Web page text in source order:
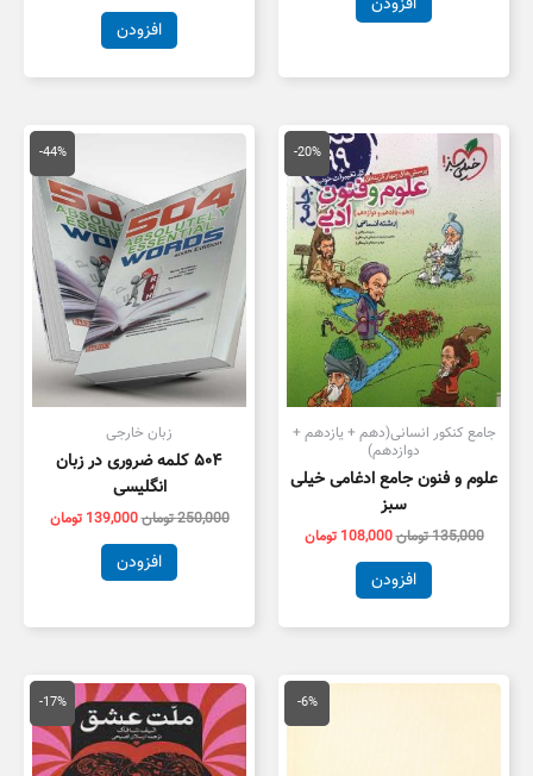
افزودن
-20%
جامع کنکور انسانی(دهم + یازدهم +
دوازدهم)
علوم و فنون جامع ادغامی خیلی
سبز
135,000تومان
قیمت
اصلی
135,000 تومان
بود.
108,000 تومان
قیمت
فعلی
108,000 تومان
است.
افزودن
-44%
زبان خارجی
۵۰۴ کلمه ضروری در زبان
انگلیسی
250,000تومان
250,000 تومان
بود.
139,000 تومان
قیمت
فعلی
است.
افزودن
-6%
قیمت
250,000 تومان
قیمت
فعلی
235,000 تومان
-17%
قیمت
اصلی
780,000 تومان
بود.
قیمت
فعلی
است.